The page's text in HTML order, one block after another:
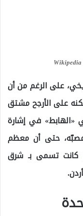
على الرغم من أن
على الأرجح مشتق
«الهابط» في إشارة
مصبّه، حتى أن معظم
كانت تسمى بـ شرق